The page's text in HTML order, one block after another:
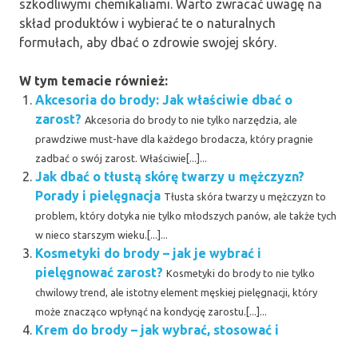
szkodliwymi chemikaliami. Warto zwracać uwagę na
skład produktów i wybierać te o naturalnych
formułach, aby dbać o zdrowie swojej skóry.
W tym temacie również:
Akcesoria do brody: Jak właściwie dbać o
zarost? Akcesoria do brody to nie tylko narzędzia, ale
prawdziwe must-have dla każdego brodacza, który pragnie
zadbać o swój zarost. Właściwie[...]...
Jak dbać o tłustą skórę twarzy u mężczyzn?
Porady i pielęgnacja Tłusta skóra twarzy u mężczyzn to
problem, który dotyka nie tylko młodszych panów, ale także tych
w nieco starszym wieku.[...]...
Kosmetyki do brody – jak je wybrać i
pielęgnować zarost? Kosmetyki do brody to nie tylko
chwilowy trend, ale istotny element męskiej pielęgnacji, który
może znacząco wpłynąć na kondycję zarostu.[...]...
Krem do brody – jak wybrać, stosować i